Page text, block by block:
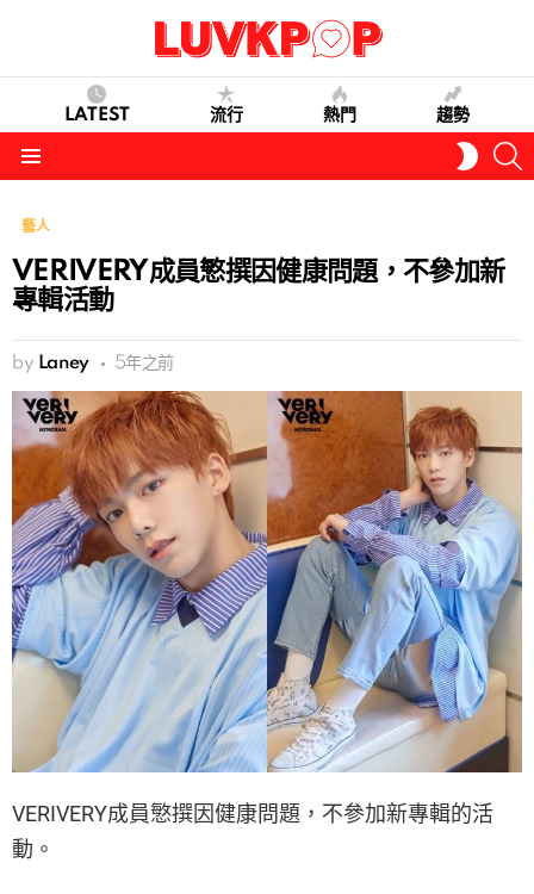
LATEST 流行 熱門 趨勢
SKIN
藝人
VERIVERY成員慜撰因健康問題，不參加新
專輯活動
by Laney 5年之前
VERIVERY成員慜撰因健康問題，不參加新專輯的活
動。